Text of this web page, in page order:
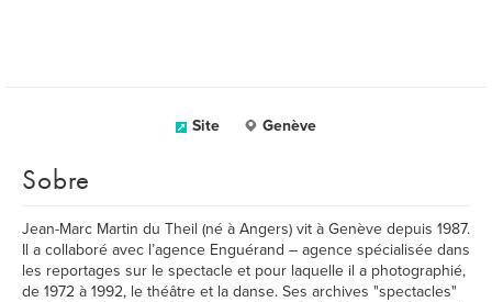
Site Genève
Sobre
Jean-Marc Martin du Theil (né à Angers) vit à Genève depuis 1987.
Il a collaboré avec l’agence Enguérand – agence spécialisée dans
les reportages sur le spectacle et pour laquelle il a photographié,
de 1972 à 1992, le théâtre et la danse. Ses archives "spectacles"